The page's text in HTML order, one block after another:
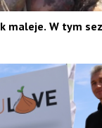
maleje. W tym